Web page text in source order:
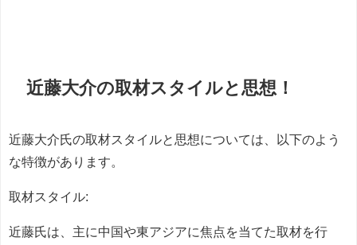
近藤大介の取材スタイルと思想！
近藤大介氏の取材スタイルと思想については、以下のよう
な特徴があります。
取材スタイル:
近藤氏は、主に中国や東アジアに焦点を当てた取材を行